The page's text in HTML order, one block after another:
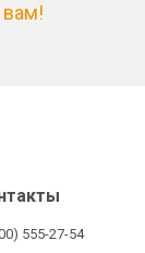
555-27-54